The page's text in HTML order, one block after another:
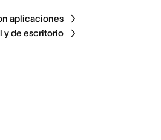
aplicaciones
y de escritorio